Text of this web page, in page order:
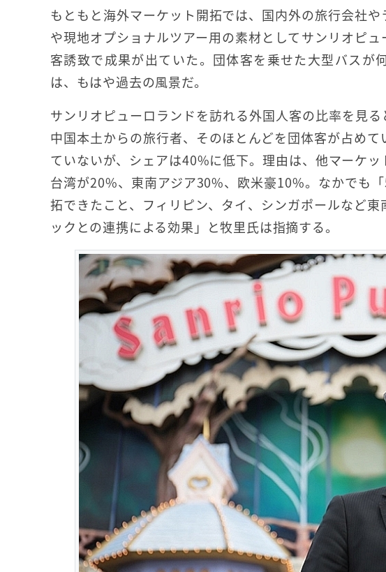
もともと海外マーケット開拓では、国内外の旅行会社
や現地オプショナルツアー用の素材としてサンリオピ
客誘致で成果が出ていた。団体客を乗せた大型バスが
は、もはや過去の風景だ。
サンリオピューロランドを訪れる外国人客の比率を見
中国本土からの旅行者、そのほとんどを団体客が占め
ていないが、シェアは40%に低下。理由は、他マーケッ
台湾が20%、東南アジア30%、欧米豪10%。なかでも
拓できたこと、フィリピン、タイ、シンガポールなど
ックとの連携による効果」と牧里氏は指摘する。